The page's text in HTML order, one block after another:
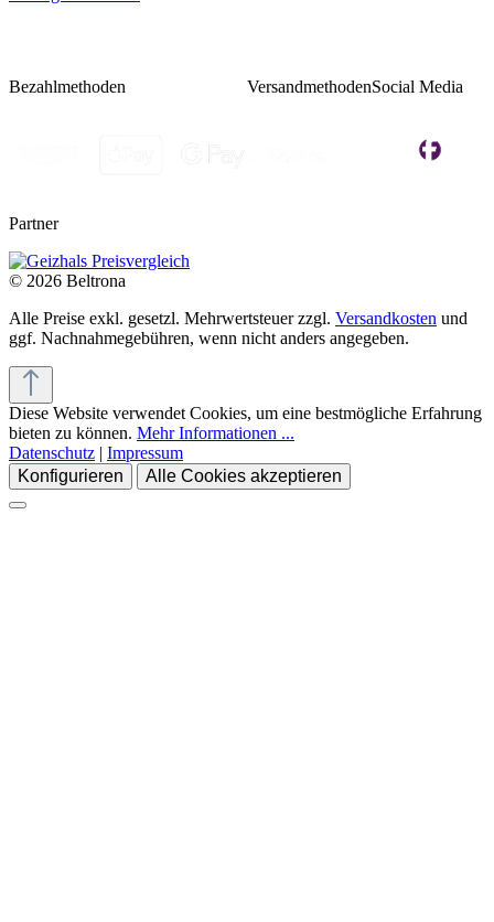
Bezahlmethoden VersandmethodenSocial Media
Partner
© 2026 Beltrona
Alle Preise exkl. gesetzl. Mehrwertsteuer zzgl. Versandkosten und
ggf. Nachnahmegebühren, wenn nicht anders angegeben.
Diese Website verwendet Cookies, um eine bestmögliche Erfahrung
bieten zu können. Mehr Informationen ...
Datenschutz | Impressum
Konfigurieren
Alle Cookies akzeptieren